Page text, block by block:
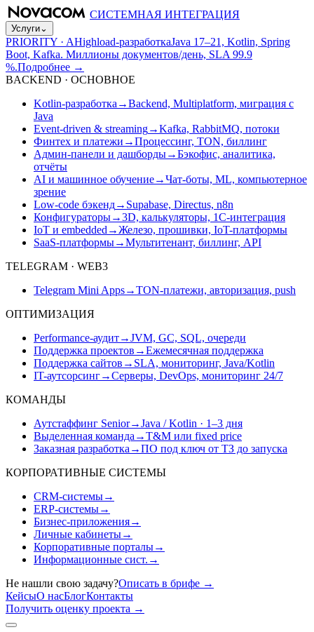
СИСТЕМНАЯ ИНТЕГРАЦИЯ
Услуги⌄
PRIORITY · AHighload-разработкаJava 17–21, Kotlin, Spring
Boot, Kafka. Миллионы документов/день, SLA 99.9
%.Подробнее →
BACKEND · ОСНОВНОЕ
Kotlin-разработка →Backend, Multiplatform, миграция с
Java
Event-driven & streaming→Kafka, RabbitMQ, потоки
Финтех и платежи →Процессинг, TON, биллинг
Админ-панели и дашборды→Бэкофис, аналитика,
отчёты
AI и машинное обучение→Чат-боты, ML, компьютерное
зрение
Low-code бэкенд→ Supabase, Directus, n8n
Конфигураторы→3D, калькуляторы, 1С-интеграция
IoT и embedded →Железо, прошивки, IoT-платформы
SaaS-платформы→Мультитенант, биллинг, API
TELEGRAM · WEB3
Telegram Mini Apps→TON-платежи, авторизация, push
ОПТИМИЗАЦИЯ
Performance-аудит→JVM, GC, SQL, очереди
Поддержка проектов →Ежемесячная поддержка
Поддержка сайтов → SLA, мониторинг, Java/Kotlin
IT-аутсорсинг→Серверы, DevOps, мониторинг 24/7
КОМАНДЫ
Аутстаффинг Senior→Java / Kotlin · 1–3 дня
Выделенная команда →T&M или fixed price
Заказная разработка →ПО под ключ от ТЗ до запуска
КОРПОРАТИВНЫЕ СИСТЕМЫ
CRM-системы→
ERP-системы→
Бизнес-приложения→
Личные кабинеты→
Корпоративные порталы→
Информационные сист. →
Не нашли свою задачу?Описать в брифе →
КейсыО насБлогКонтакты
Получить оценку проекта →